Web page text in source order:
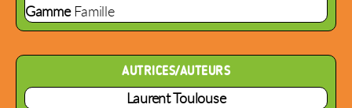
GammeFamille
AUTRICES/AUTEURS
Laurent Toulouse